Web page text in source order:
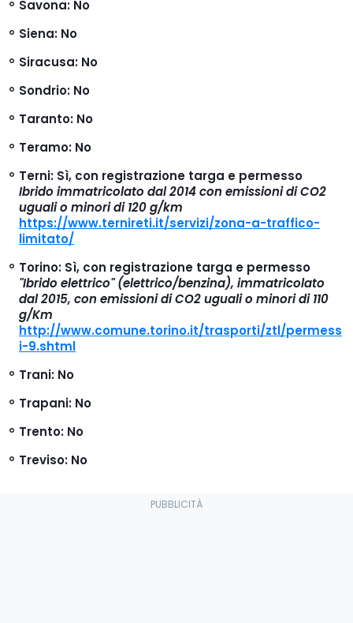
Savona: No
Siena: No
Siracusa: No
Sondrio: No
Taranto: No
Teramo: No
Terni: Sì, con registrazione targa e permesso
Ibrido immatricolato dal 2014 con emissioni di CO2
uguali o minori di 120 g/km
https://www.ternireti.it/servizi/zona-a-traffico-
limitato/
Torino: Sì, con registrazione targa e permesso
"Ibrido elettrico" (elettrico/benzina), immatricolato
dal 2015, con emissioni di CO2 uguali o minori di 110
g/Km
http://www.comune.torino.it/trasporti/ztl/permess
i-9.shtml
Trani: No
Trapani: No
Trento: No
Treviso: No